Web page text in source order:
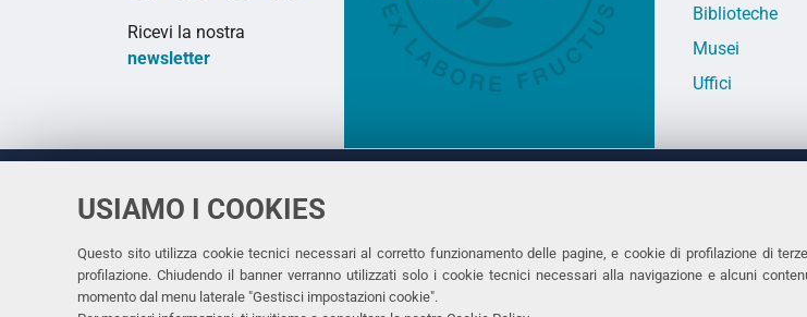
USIAMO I COOKIES
Questo sito utilizza cookie tecnici necessari al corretto funzionamento delle pagine, e cookie di profilazione di
profilazione. Chiudendo il banner verranno utilizzati solo i cookie tecnici necessari alla navigazione e alcuni
momento dal menu laterale "Gestisci impostazioni cookie".
Ricevi la nostra
newsletter
Biblioteche
Musei
Uffici
Università
di Ferrara
Rettrice: Prof.ssa Laura Ramaciotti
via Ludovico Ariosto, 35 - 44121 Ferrara
C.F. 80007370382 - P.IVA 00434690384